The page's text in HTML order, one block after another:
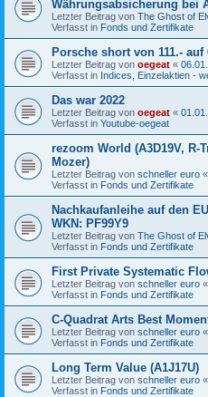
Währungsabsicherung bei
Letzter Beitrag von The Ghost of
Verfasst in Fonds und Zertifikate
Porsche short von 111.- auf
Letzter Beitrag von oegeat «
Verfasst in Indices, Einzelaktien -
Das war 2022
Letzter Beitrag von oegeat «
Verfasst in Youtube-oegeat
rezoom World (A3D19V, R-
Mozer)
Letzter Beitrag von schneller euro «
Verfasst in Fonds und Zertifikate
Nachkaufanleihe auf den
WKN: PF99Y9
Letzter Beitrag von The Ghost of
Verfasst in Fonds und Zertifikate
First Private Systematic
Letzter Beitrag von schneller euro «
Verfasst in Fonds und Zertifikate
C-Quadrat Arts Best
Letzter Beitrag von schneller euro «
Verfasst in Fonds und Zertifikate
Long Term Value (A1J17U)
Letzter Beitrag von schneller euro «
Verfasst in Fonds und Zertifikate